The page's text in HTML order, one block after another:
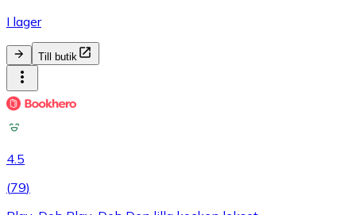
I lager
Till butik
4.5
(79)